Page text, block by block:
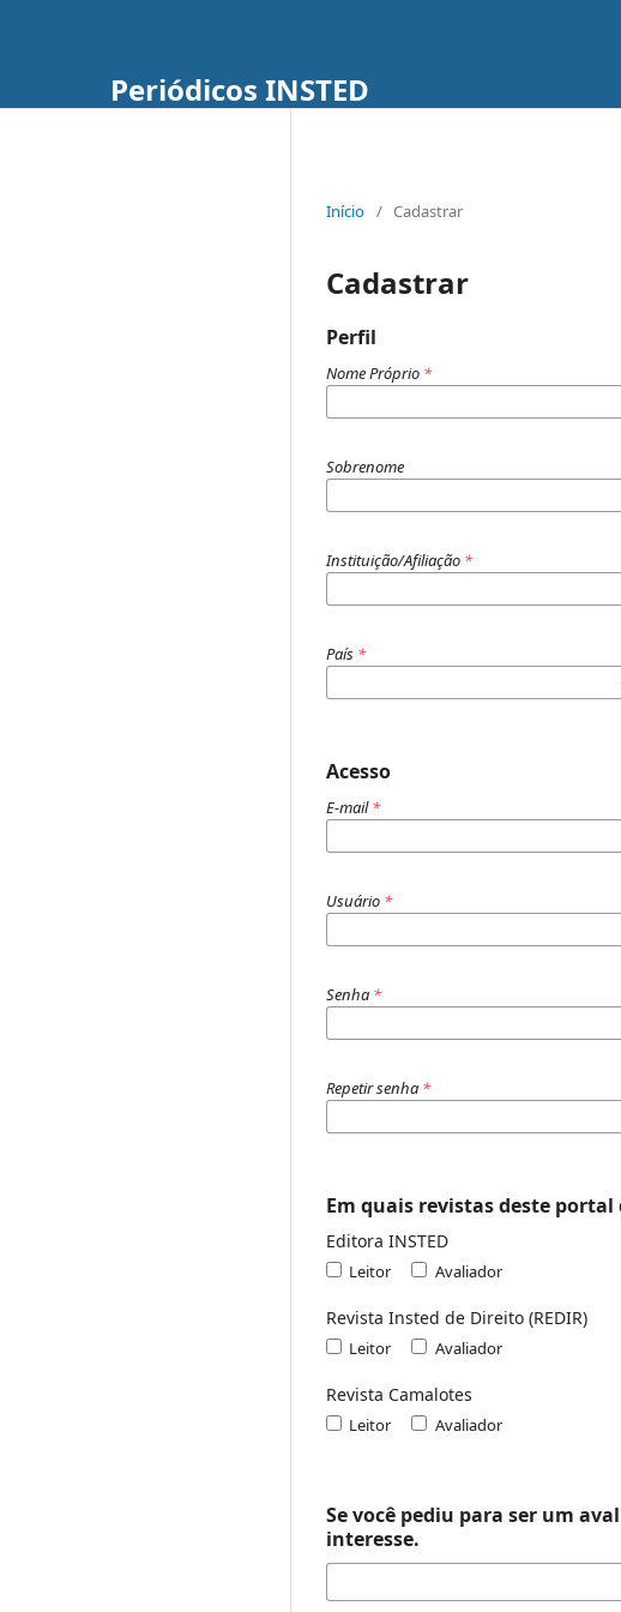
Periódicos INSTED
Início / Cadastrar
Cadastrar
Perfil
Nome Próprio *
Sobrenome
Instituição/Afiliação *
País *
Acesso
E-mail*
Usuário *
Senha *
Repetir senha *
Em quais revistas deste
Editora INSTED
Leitor Avaliador
Revista Insted de Direito (REDIR)
Leitor Avaliador
Revista Camalotes
Leitor Avaliador
Se você pediu para ser um
interesse.